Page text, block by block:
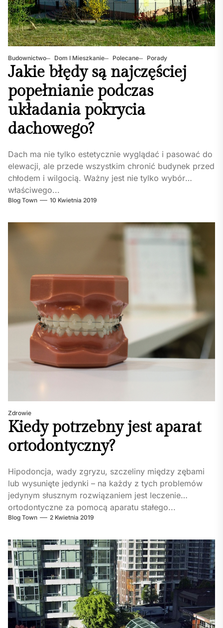
Budownictwo Dom I Mieszkanie Polecane Porady
Jakie błędy są najczęściej
popełnianie podczas
układania pokrycia
dachowego?
Dach ma nie tylko estetycznie wyglądać i pasować do
elewacji, ale przede wszystkim chronić budynek przed
chłodem i wilgocią. Ważny jest nie tylko wybór
właściwego...
Blog Town 10 Kwietnia 2019
Zdrowie
Kiedy potrzebny jest aparat
ortodontyczny?
Hipodoncja, wady zgryzu, szczeliny między zębami
lub wysunięte jedynki – na każdy z tych problemów
jedynym słusznym rozwiązaniem jest leczenie
ortodontyczne za pomocą aparatu stałego...
Blog Town 2 Kwietnia 2019